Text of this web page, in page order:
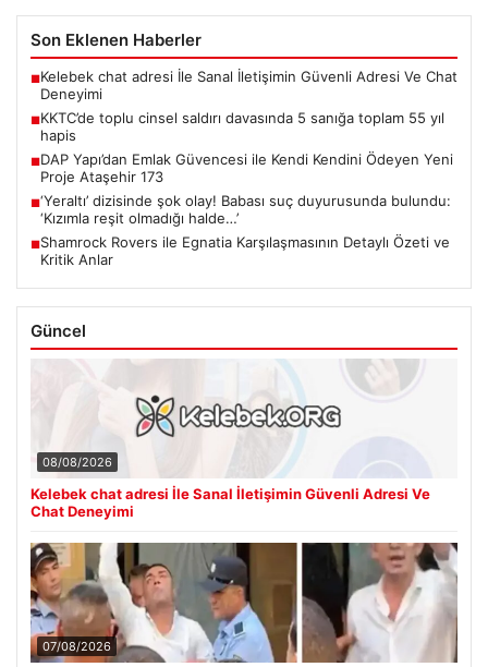
Son Eklenen Haberler
■Kelebek chat adresi İle Sanal İletişimin Güvenli Adresi Ve Chat
Deneyimi
■KKTC’de toplu cinsel saldırı davasında 5 sanığa toplam 55 yıl
hapis
■DAP Yapı’dan Emlak Güvencesi ile Kendi Kendini Ödeyen Yeni
Proje Ataşehir 173
■‘Yeraltı’ dizisinde şok olay! Babası suç duyurusunda bulundu:
‘Kızımla reşit olmadığı halde…’
■Shamrock Rovers ile Egnatia Karşılaşmasının Detaylı Özeti ve
Kritik Anlar
Güncel
08/08/2026
Kelebek chat adresi İle Sanal İletişimin Güvenli Adresi Ve
Chat Deneyimi
07/08/2026